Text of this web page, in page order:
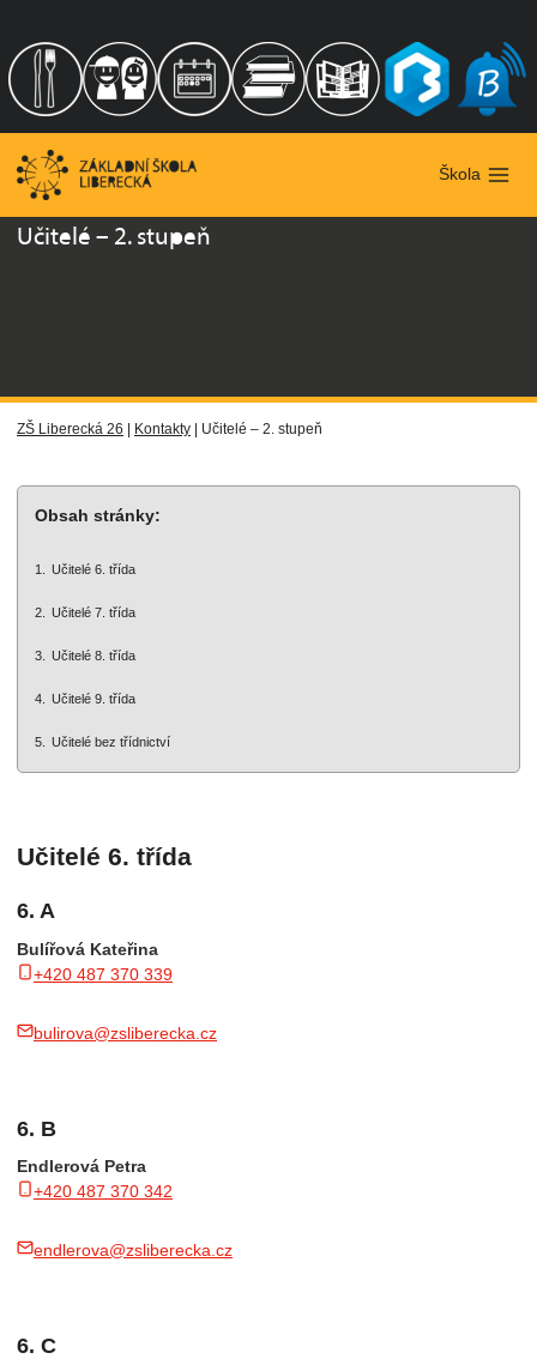
obsah
Škola
Učitelé – 2. stupeň
ZŠ Liberecká 26 | Kontakty | Učitelé – 2. stupeň
Učitelé 6. třída
6. A
Bulířová Kateřina
+420 487 370 339
bulirova@zsliberecka.cz
6. B
Endlerová Petra
+420 487 370 342
endlerova@zsliberecka.cz
6. C
Obsah stránky:
Učitelé 6. třída
Učitelé 7. třída
Učitelé 8. třída
Učitelé 9. třída
Učitelé bez třídnictví